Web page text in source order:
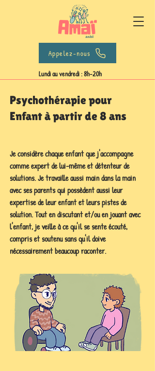
Appelez-nous
Lundi au vendredi : 8h-20h
Psychothérapie pour
Enfant à partir de 8 ans
Je considère chaque enfant que j'accompagne
comme expert de lui-même et détenteur de
solutions. Je travaille aussi main dans la main
avec ses parents qui possèdent aussi leur
expertise de leur enfant et leurs pistes de
solution. Tout en discutant et/ou en jouant avec
l'enfant, je veille à ce qu'il se sente écouté,
compris et soutenu sans qu'il doive
nécessairement beaucoup raconter.